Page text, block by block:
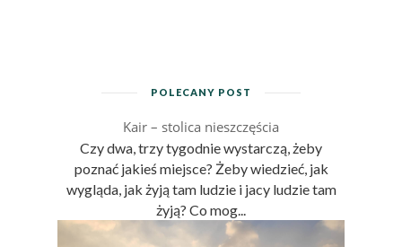
POLECANY POST
Kair – stolica nieszczęścia
Czy dwa, trzy tygodnie wystarczą, żeby
poznać jakieś miejsce? Żeby wiedzieć, jak
wygląda, jak żyją tam ludzie i jacy ludzie tam
żyją? Co mog...